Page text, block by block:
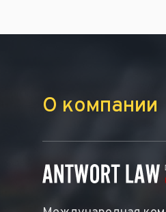
О компании